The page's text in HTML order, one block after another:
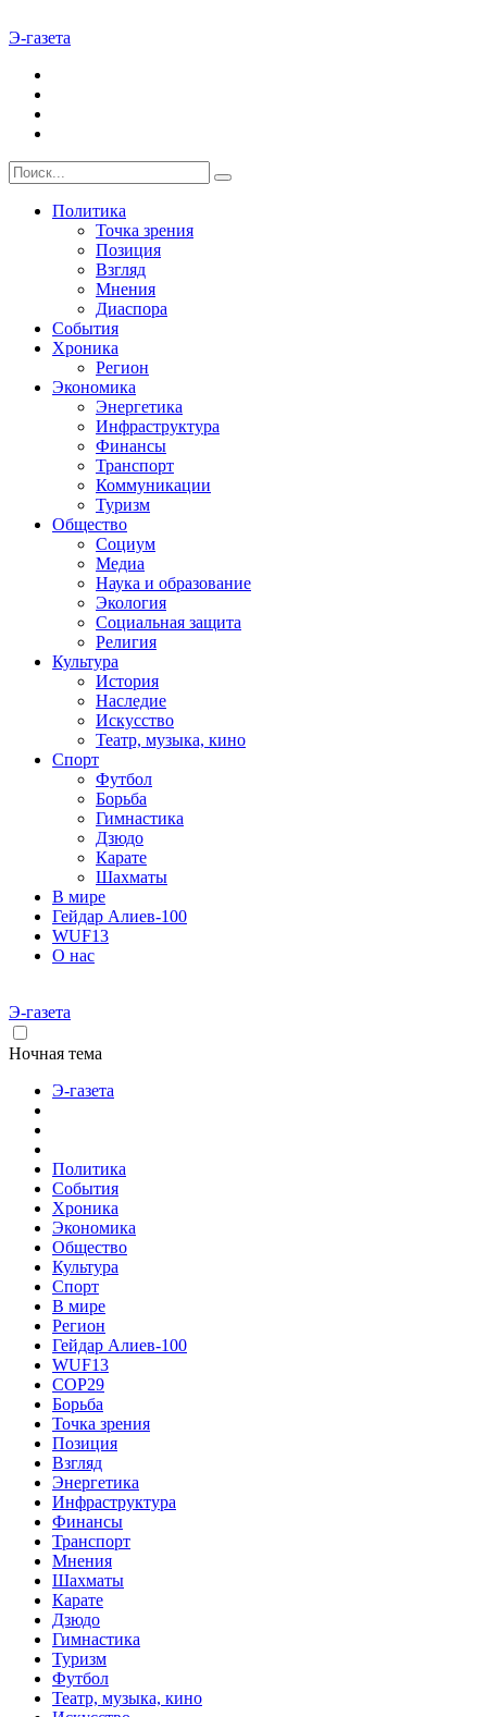
Э-газета
Политика
Точка зрения
Позиция
Взгляд
Мнения
Диаспора
События
Хроника
Регион
Экономика
Энергетика
Инфраструктура
Финансы
Транспорт
Коммуникации
Туризм
Общество
Социум
Медиа
Наука и образование
Экология
Социальная защита
Религия
Культура
История
Наследие
Искусство
Театр, музыка, кино
Спорт
Футбол
Борьба
Гимнастика
Дзюдо
Карате
Шахматы
В мире
Гейдар Алиев-100
WUF13
О нас
Э-газета
Ночная тема
Э-газета
Политика
События
Хроника
Экономика
Общество
Культура
Спорт
В мире
Регион
Гейдар Алиев-100
WUF13
COP29
Борьба
Точка зрения
Позиция
Взгляд
Энергетика
Инфраструктура
Финансы
Транспорт
Мнения
Шахматы
Карате
Дзюдо
Гимнастика
Туризм
Футбол
Театр, музыка, кино